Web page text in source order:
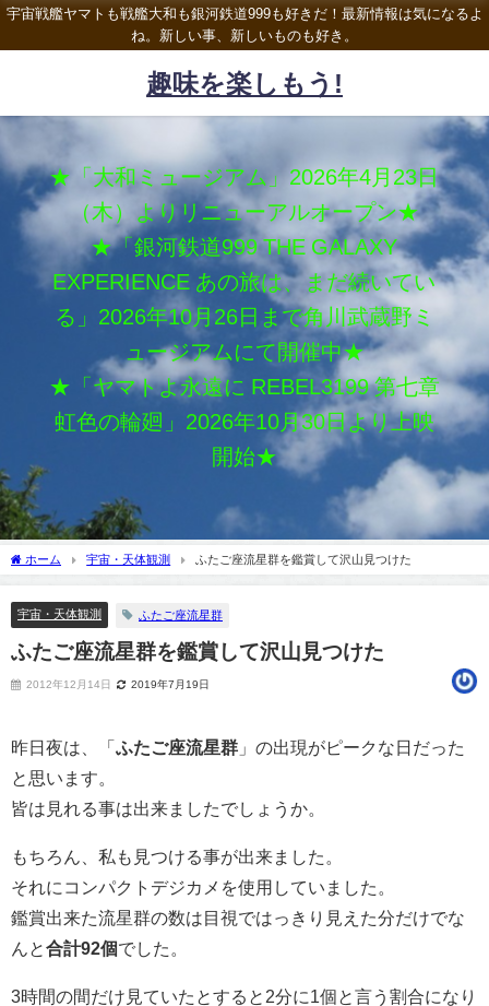
宇宙戦艦ヤマトも戦艦大和も銀河鉄道999も好きだ！最新情報は気になるよ
ね。新しい事、新しいものも好き。
趣味を楽しもう!
★「大和ミュージアム」2026年4月23日
（木）よりリニューアルオープン★
★「銀河鉄道999 THE GALAXY
EXPERIENCE あの旅は、まだ続いてい
る」2026年10月26日まで角川武蔵野ミ
ュージアムにて開催中★
★「ヤマトよ永遠に REBEL3199 第七章
虹色の輪廻」2026年10月30日より上映
開始★
ホーム 宇宙・天体観測 ふたご座流星群を鑑賞して沢山見つけた
宇宙・天体観測 ふたご座流星群
ふたご座流星群を鑑賞して沢山見つけた
2012年12月14日 2019年7月19日
昨日夜は、「 ふたご座流星群 」の出現がピークな日だった
と思います。
皆は見れる事は出来ましたでしょうか。
もちろん、私も見つける事が出来ました。
それにコンパクトデジカメを使用していました。
鑑賞出来た流星群の数は目視ではっきり見えた分だけでな
んと合計92個でした。
3時間の間だけ見ていたとすると2分に1個と言う割合になり